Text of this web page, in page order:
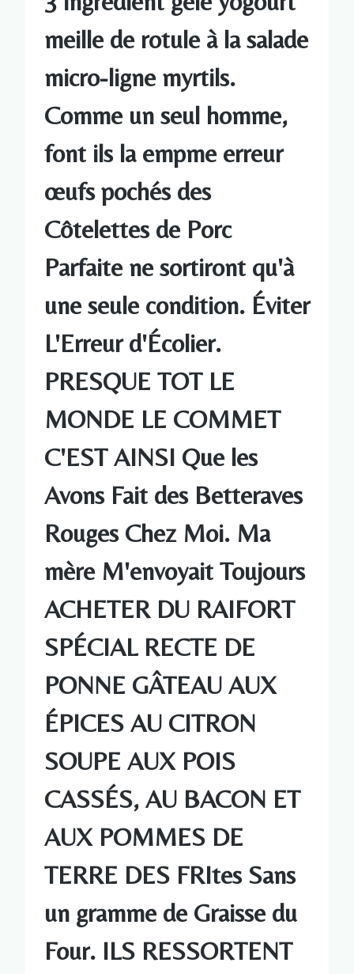
meille de rotule à la salade
micro-ligne myrtils.
Comme un seul homme,
font ils la empme erreur
œufs pochés des
Côtelettes de Porc
Parfaite ne sortiront qu'à
une seule condition. Éviter
L'Erreur d'Écolier.
PRESQUE TOT LE
MONDE LE COMMET
C'EST AINSI Que les
Avons Fait des Betteraves
Rouges Chez Moi. Ma
mère M'envoyait Toujours
ACHETER DU RAIFORT
SPÉCIAL RECTE DE
PONNE GÂTEAU AUX
ÉPICES AU CITRON
SOUPE AUX POIS
CASSÉS, AU BACON ET
AUX POMMES DE
TERRE DES FRItes Sans
un gramme de Graisse du
Four. ILS RESSORTENT